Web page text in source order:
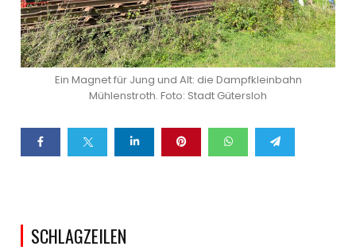
Ein Magnet für Jung und Alt: die Dampfkleinbahn
Mühlenstroth. Foto: Stadt Gütersloh
SCHLAGZEILEN